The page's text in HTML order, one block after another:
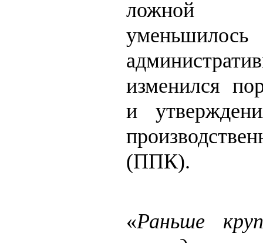
ложной
изменился
и
(ППК).
«Раньше